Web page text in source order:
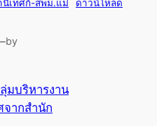
นิเทศก์-สพม.แม่ ดาวน์โหลด
by
มบริหารงาน
จากสำนัก